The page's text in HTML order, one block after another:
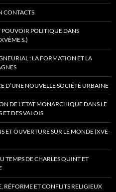
CONTACTS
POUVOIR POLITIQUE DANS
S.)
: LA FORMATION ET LA
D’UNE NOUVELLE SOCIÉTÉ URBAINE
DE L’ETAT MONARCHIQUE DANS LE
ET DES VALOIS
ET OUVERTURE SUR LE MONDE (XVE-
TEMPS DE CHARLES QUINT ET
RÉFORME ET CONFLITS RELIGIEUX